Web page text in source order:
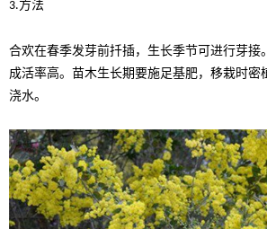
3.方法
合欢在春季发芽前扦插，生长季节可进行芽接
成活率高。苗木生长期要施足基肥，移栽时密
浇水。